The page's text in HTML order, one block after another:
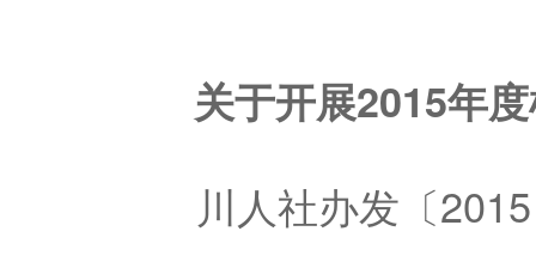
关于开展2015年
川人社办发〔